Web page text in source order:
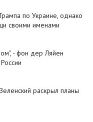
по Украине, однако
своими именами
- фон дер Ляйен
раскрыл планы